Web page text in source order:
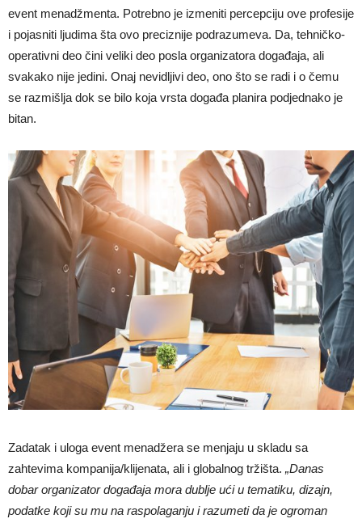
event menadžmenta. Potrebno je izmeniti percepciju ove profesije
i pojasniti ljudima šta ovo preciznije podrazumeva. Da, tehničko-
operativni deo čini veliki deo posla organizatora događaja, ali
svakako nije jedini. Onaj nevidljivi deo, ono što se radi i o čemu
se razmišlja dok se bilo koja vrsta događa planira podjednako je
bitan.
Zadatak i uloga event menadžera se menjaju u skladu sa
zahtevima kompanija/klijenata, ali i globalnog tržišta. „Danas
dobar organizator događaja mora dublje ući u tematiku, dizajn,
podatke koji su mu na raspolaganju i razumeti da je ogroman